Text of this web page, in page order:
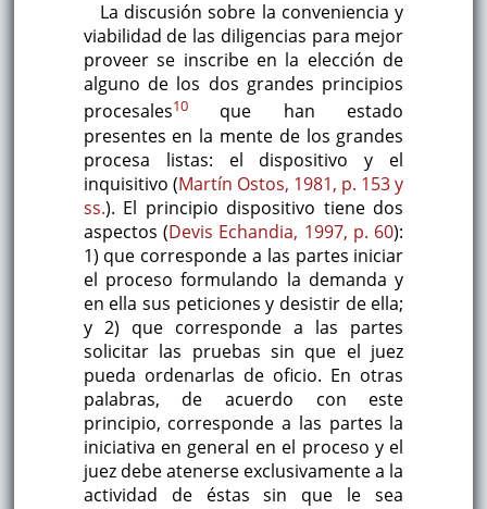
La discusión sobre la conveniencia y
viabilidad de las diligencias para mejor
proveer se inscribe en la elección de
alguno de los dos grandes principios
procesales10que han estado
presentes en la mente de los grandes
procesa listas: el dispositivo y el
inquisitivo (Martín Ostos, 1981, p. 153 y
ss.). El principio dispositivo tiene dos
aspectos (Devis Echandia, 1997, p. 60):
1) que corresponde a las partes iniciar
el proceso formulando la demanda y
en ella sus peticiones y desistir de ella;
y 2) que corresponde a las partes
solicitar las pruebas sin que el juez
pueda ordenarlas de oficio. En otras
palabras, de acuerdo con este
principio, corresponde a las partes la
iniciativa en general en el proceso y el
juez debe atenerse exclusivamente a la
actividad de éstas sin que le sea